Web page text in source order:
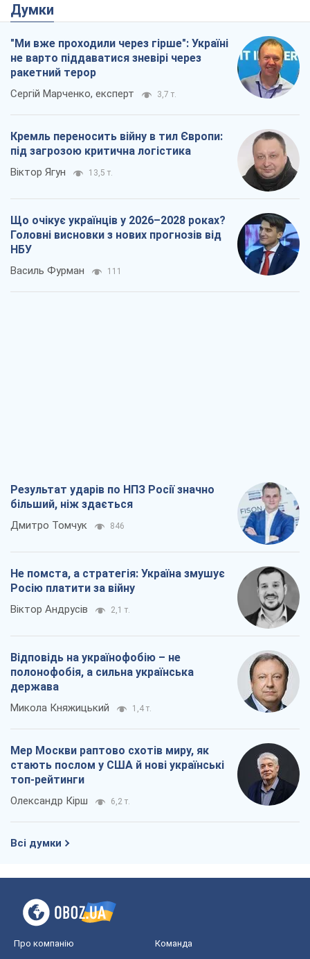
Думки
"Ми вже проходили через гірше": Україні
не варто піддаватися зневірі через
ракетний терор
Сергій Марченко, експерт 3,7 т.
Кремль переносить війну в тил Європи:
під загрозою критична логістика
Віктор Ягун 13,5 т.
Що очікує українців у 2026–2028 роках?
Головні висновки з нових прогнозів від
НБУ
Василь Фурман 111
Результат ударів по НПЗ Росії значно
більший, ніж здається
Дмитро Томчук 846
Не помста, а стратегія: Україна змушує
Росію платити за війну
Віктор Андрусів 2,1 т.
Відповідь на українофобію – не
полонофобія, а сильна українська
держава
Микола Княжицький 1,4 т.
Мер Москви раптово схотів миру, як
стають послом у США й нові українські
топ-рейтинги
Олександр Кірш 6,2 т.
Всі думки
Про компанію Команда